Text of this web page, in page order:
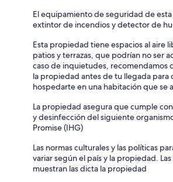
El equipamiento de seguridad de
extintor de incendios y detector de
Esta propiedad tiene espacios al aire
patios y terrazas, que podrían no ser
caso de inquietudes, recomendamos
la propiedad antes de tu llegada para
hospedarte en una habitación que se
La propiedad asegura que cumple
y desinfección del siguiente
Promise (IHG)
Las normas culturales y las políticas
variar según el país y la propiedad.
muestran las dicta la propiedad